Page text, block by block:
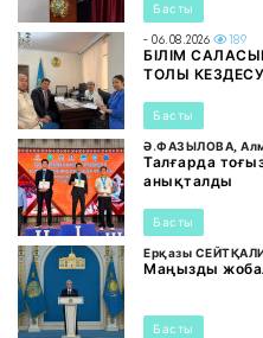
Басты
- 06.08.2026 189
БІЛІМ
ТОЛЫ КЕЗДЕСУ
Басты
Ә.ФАЗЫЛОВА,
Талғарда
анықталды
Басты
Ерқазы
Маңызды
Басты